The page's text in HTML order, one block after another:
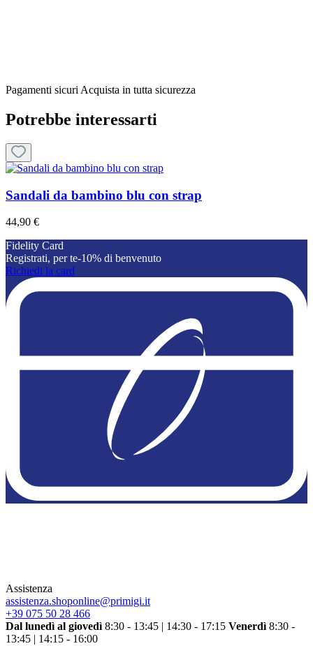
Pagamenti sicuri Acquista in tutta sicurezza
Potrebbe interessarti
Sandali da bambino blu con strap
44,90 €
Fidelity Card
Registrati, per te-10% di benvenuto
Richiedi la card
Assistenza
assistenza.shoponline@primigi.it
+39 075 50 28 466
Dal lunedì al giovedì 8:30 - 13:45 | 14:30 - 17:15 Venerdì 8:30 -
13:45 | 14:15 - 16:00